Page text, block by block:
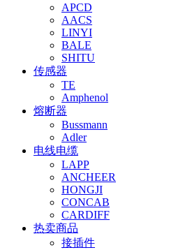
APCD
AACS
LINYI
BALE
SHITU
传感器
TE
Amphenol
熔断器
Bussmann
Adler
电线电缆
LAPP
ANCHEER
HONGJI
CONCAB
CARDIFF
热卖商品
接插件